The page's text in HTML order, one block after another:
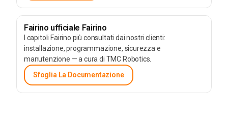
Fairino ufficiale Fairino
I capitoli Fairino più consultati dai nostri clienti:
installazione, programmazione, sicurezza e
manutenzione — a cura di TMC Robotics.
Sfoglia La Documentazione